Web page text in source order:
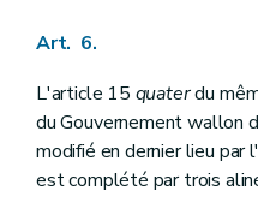
Art. 6.
L'article 15 quaterdu
du Gouvernement wallon
modifié en dernier lieu
est complété par trois